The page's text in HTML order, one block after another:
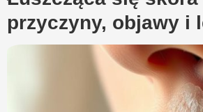
przyczyny, objawy i